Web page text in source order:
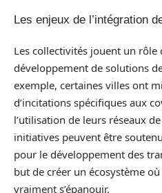
Les enjeux de l’intégration
Les collectivités jouent un
développement de solutions
exemple, certaines villes ont
d’incitations spécifiques aux
l’utilisation de leurs réseaux
initiatives peuvent être
pour le développement des
but de créer un écosystème
vraiment s’épanouir.